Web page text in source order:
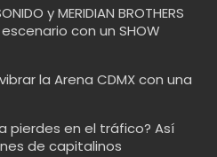
y MERIDIAN BROTHERS
escenario con un SHOW
la Arena CDMX con una
pierdes en el tráfico? Así
de capitalinos